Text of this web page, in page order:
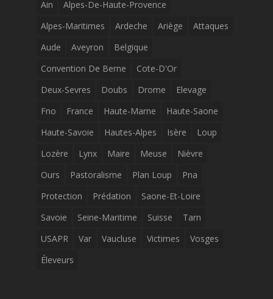
Ain
Alpes-De-Haute-Provence
Alpes-Maritimes
Ardeche Ariège
Attaques
Aude
Aveyron
Belgique
Convention De Berne
Cote-D'Or
Deux-Sevres
Doubs Drome
Elevage
Fno
France Haute-Marne
Haute-Saone
Haute-Savoie
Hautes-Alpes Isère
Loup
Lozère
Lynx Maire Meuse
Nièvre
Ours
Pastoralisme Plan Loup
Pna
Protection
Prédation
Saone-Et-Loire
Savoie
Seine-Maritime Suisse
Tarn
USAPR
Var Vaucluse Victimes
Vosges
Éleveurs